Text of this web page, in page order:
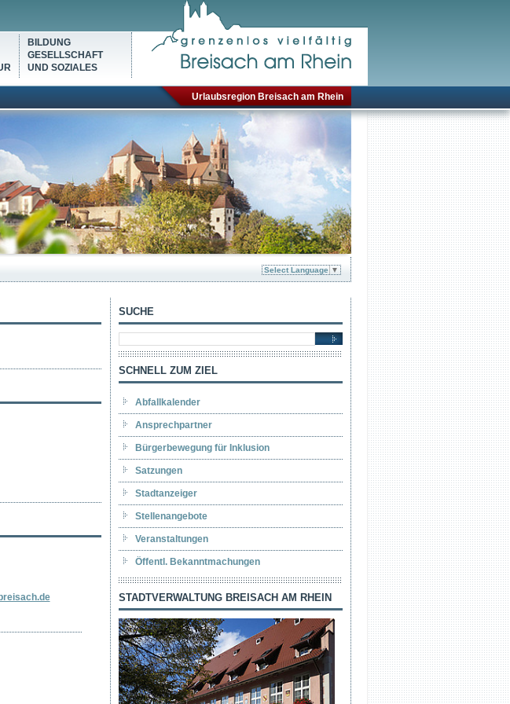
BILDUNG
GESELLSCHAFT
UND SOZIALES
Urlaubsregion Breisach am Rhein
Select Language ▼
SUCHE
SCHNELL ZUM ZIEL
Abfallkalender
Ansprechpartner
Bürgerbewegung für Inklusion
Satzungen
Stadtanzeiger
Stellenangebote
Veranstaltungen
Öffentl. Bekanntmachungen
STADTVERWALTUNG BREISACH AM RHEIN